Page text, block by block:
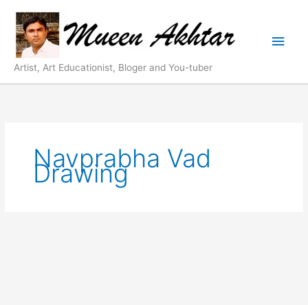
content
Artist, Art Educationist, Bloger and You-tuber
Navprabha Vad
Drawing